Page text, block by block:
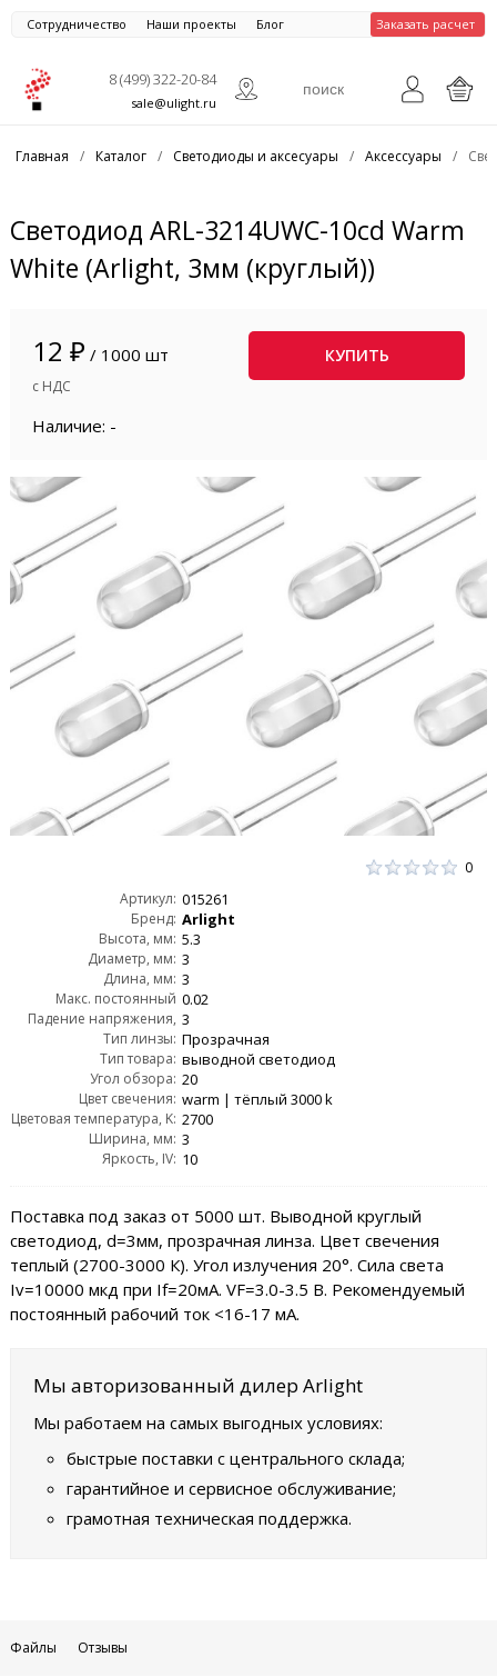
Сотрудничество Наши проекты Блог Заказать расчет
8 (499) 322-20-84
sale@ulight.ru
Главная / Каталог / Светодиоды и аксесуары / Аксессуары /
Светодиод ARL-3214UWC-10cd Warm
White (Arlight, 3мм (круглый))
12 ₽ / 1000 шт
с НДС
КУПИТЬ
Наличие: -
0
Артикул: 015261
Бренд: Arlight
Высота, мм: 5.3
Диаметр, мм: 3
Длина, мм: 3
Макс. постоянный
прямой ток, IF max:
0.02
Падение напряжения,
VF:
3
Тип линзы: Прозрачная
Тип товара: выводной светодиод
Угол обзора: 20
Цвет свечения: warm | тёплый 3000 k
Цветовая температура, K: 2700
Ширина, мм: 3
Яркость, IV: 10
Поставка под заказ от 5000 шт. Выводной круглый
светодиод, d=3мм, прозрачная линза. Цвет свечения
теплый (2700-3000 К). Угол излучения 20°. Сила света
Iv=10000 мкд при If=20мА. VF=3.0-3.5 В. Рекомендуемый
постоянный рабочий ток <16-17 мА.
Мы авторизованный дилер Arlight
Мы работаем на самых выгодных условиях:
быстрые поставки с центрального склада;
гарантийное и сервисное обслуживание;
грамотная техническая поддержка.
Файлы Отзывы